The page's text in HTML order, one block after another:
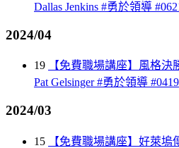
Dallas Jenkins #勇於領導
2024/04
19
【免費職場講座】風格
Pat Gelsinger #勇於領導 #0419
2024/03
15
【免費職場講座】好萊